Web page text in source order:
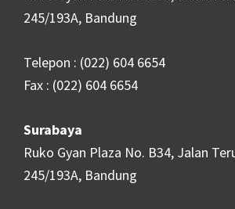
245/193A, Bandung
Telepon : (022) 604 6654
Fax : (022) 604 6654
Surabaya
Ruko Gyan Plaza No. B34, Jalan
245/193A, Bandung